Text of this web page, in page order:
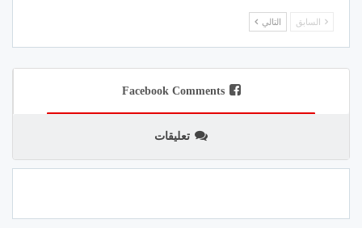
السابق التالي
Facebook Comments
تعليقات